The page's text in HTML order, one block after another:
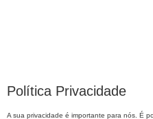
Política Privacidade
A sua privacidade é importante para nós. É